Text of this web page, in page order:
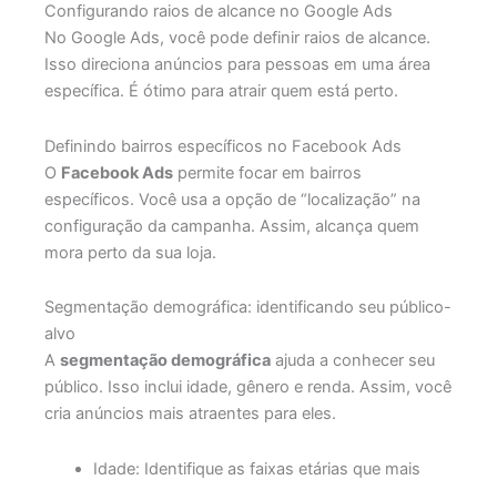
Configurando raios de alcance no Google Ads
No Google Ads, você pode definir raios de alcance.
Isso direciona anúncios para pessoas em uma área
específica. É ótimo para atrair quem está perto.
Definindo bairros específicos no Facebook Ads
O Facebook Ads permite focar em bairros
específicos. Você usa a opção de “localização” na
configuração da campanha. Assim, alcança quem
mora perto da sua loja.
Segmentação demográfica: identificando seu público-
alvo
A segmentação demográfica ajuda a conhecer seu
público. Isso inclui idade, gênero e renda. Assim, você
cria anúncios mais atraentes para eles.
Idade: Identifique as faixas etárias que mais